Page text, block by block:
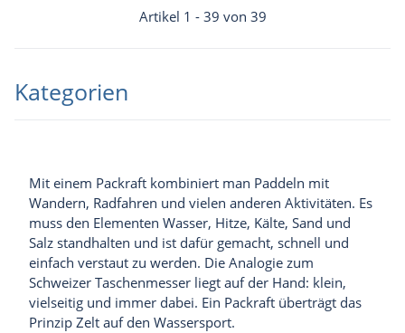
Artikel 1 - 39 von 39
Kategorien
Mit einem Packraft kombiniert man Paddeln mit
Wandern, Radfahren und vielen anderen Aktivitäten. Es
muss den Elementen Wasser, Hitze, Kälte, Sand und
Salz standhalten und ist dafür gemacht, schnell und
einfach verstaut zu werden. Die Analogie zum
Schweizer Taschenmesser liegt auf der Hand: klein,
vielseitig und immer dabei. Ein Packraft überträgt das
Prinzip Zelt auf den Wassersport.